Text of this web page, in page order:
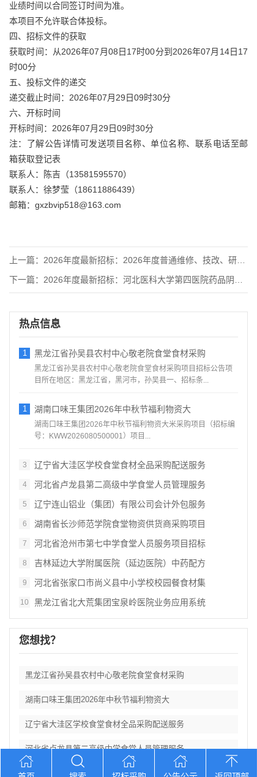
业绩时间以合同签订时间为准。
本项目不允许联合体投标。
四、招标文件的获取
获取时间：从2026年07月08日17时00分到2026年07月14日17
时00分
五、投标文件的递交
递交截止时间：2026年07月29日09时30分
六、开标时间
开标时间：2026年07月29日09时30分
注：了解公告详情可发送项目名称、单位名称、联系电话至邮
箱获取登记表
联系人：陈吉（13581595570）
联系人：徐梦莹（18611886439）
邮箱：gxzbvip518@163.com
上一篇： 2026年度最新招标：2026年度普通维修、技改、研发项目微
下一篇： 2026年度最新招标：河北医科大学第四医院药品阴凉柜采购项目
热点信息
1 黑龙江省孙吴县农村中心敬老院食堂食材采购
黑龙江省孙吴县农村中心敬老院食堂食材采购项目招标公告项
目所在地区：黑龙江省，黑河市，孙吴县一、招标条...
1 湖南口味王集团2026年中秋节福利物资大
湖南口味王集团2026年中秋节福利物资大米采购项目（招标编
号：KWW2026080500001）项目...
3 辽宁省大洼区学校食堂食材全品采购配送服务
4 河北省卢龙县第二高级中学食堂人员管理服务
5 辽宁连山铝业（集团）有限公司会计外包服务
6 湖南省长沙师范学院食堂物资供货商采购项目
7 河北省沧州市第七中学食堂人员服务项目招标
8 吉林延边大学附属医院（延边医院）中药配方
9 河北省张家口市尚义县中小学校校园餐食材集
10 黑龙江省北大荒集团宝泉岭医院业务应用系统
您想找？
黑龙江省孙吴县农村中心敬老院食堂食材采购
湖南口味王集团2026年中秋节福利物资大
辽宁省大洼区学校食堂食材全品采购配送服务
河北省卢龙县第二高级中学食堂人员管理服务
辽宁连山铝业（集团）有限公司会计外包服务